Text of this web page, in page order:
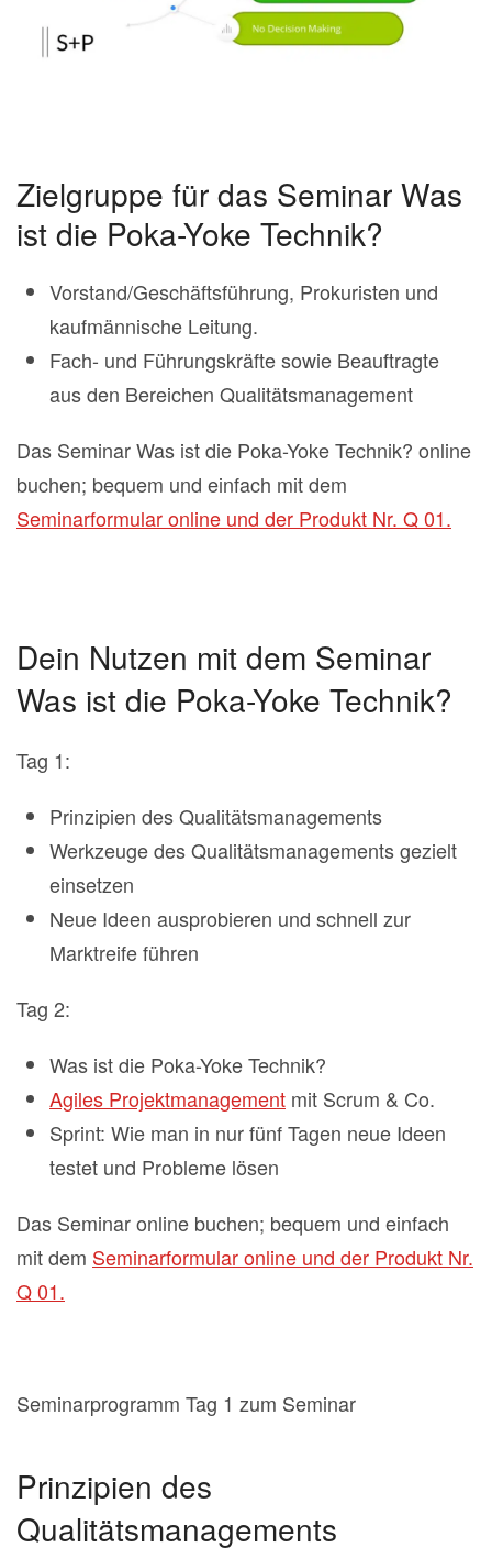
Zielgruppe für das Seminar Was
ist die Poka-Yoke Technik?
Vorstand/Geschäftsführung, Prokuristen und
kaufmännische Leitung.
Fach- und Führungskräfte sowie Beauftragte
aus den Bereichen Qualitätsmanagement
Das Seminar Was ist die Poka-Yoke Technik? online
buchen; bequem und einfach mit dem
Seminarformular online und der Produkt Nr. Q 01.
Dein Nutzen mit dem Seminar
Was ist die Poka-Yoke Technik?
Tag 1:
Prinzipien des Qualitätsmanagements
Werkzeuge des Qualitätsmanagements gezielt
einsetzen
Neue Ideen ausprobieren und schnell zur
Marktreife führen
Tag 2:
Was ist die Poka-Yoke Technik?
Agiles Projektmanagement mit Scrum & Co.
Sprint: Wie man in nur fünf Tagen neue Ideen
testet und Probleme lösen
Das Seminar online buchen; bequem und einfach
mit dem Seminarformular online und der Produkt Nr.
Q 01.
Seminarprogramm Tag 1 zum Seminar
Prinzipien des
Qualitätsmanagements